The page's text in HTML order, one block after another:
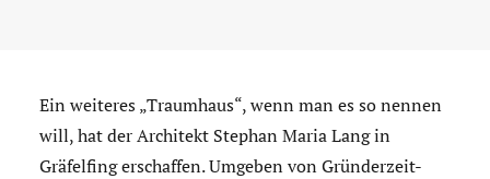
Ein weiteres „Traumhaus“, wenn man es so nennen
will, hat der Architekt Stephan Maria Lang in
Gräfelfing erschaffen. Umgeben von Gründerzeit-